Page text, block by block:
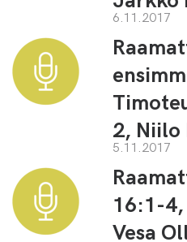
6.11.2017
2, Niilo
5.11.2017
16:1-4,
Vesa